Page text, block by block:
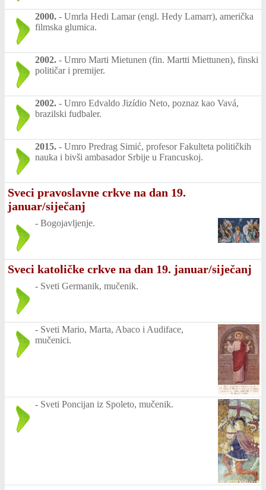
2000. - Umrla Hedi Lamar (engl. Hedy Lamarr), američka
filmska glumica.
2002. - Umro Marti Mietunen (fin. Martti Miettunen), finski
političar i premijer.
2002. - Umro Edvaldo Jizídio Neto, poznaz kao Vavá,
brazilski fudbaler.
2015. - Umro Predrag Simić, profesor Fakulteta političkih
nauka i bivši ambasador Srbije u Francuskoj.
Sveci pravoslavne crkve na dan 19.
januar/siječanj
- Bogojavljenje.
Sveci katoličke crkve na dan 19. januar/siječanj
- Sveti Germanik, mučenik.
- Sveti Mario, Marta, Abaco i Audiface,
mučenici.
- Sveti Poncijan iz Spoleto, mučenik.